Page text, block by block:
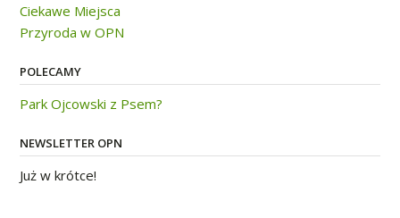
Ciekawe Miejsca
Przyroda w OPN
POLECAMY
Park Ojcowski z Psem?
NEWSLETTER OPN
Już w krótce!